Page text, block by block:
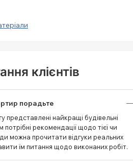
клієнтів
порадьте
представлені найкращі будівельні
потрібні рекомендації щодо тієї чи
можна прочитати відгуки реальних
їм питання щодо виконаних робіт.